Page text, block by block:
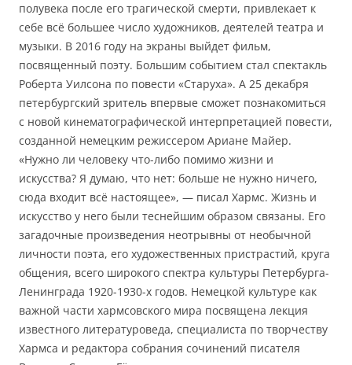
полувека после его трагической смерти, привлекает к
себе всё большее число художников, деятелей театра и
музыки. В 2016 году на экраны выйдет фильм,
посвященный поэту. Большим событием стал спектакль
Роберта Уилсона по повести «Старуха». А 25 декабря
петербургский зритель впервые сможет познакомиться
с новой кинематографической интерпретацией повести,
созданной немецким режиссером Ариане Майер.
«Нужно ли человеку что-либо помимо жизни и
искусства? Я думаю, что нет: больше не нужно ничего,
сюда входит всё настоящее», — писал Хармс. Жизнь и
искусство у него были теснейшим образом связаны. Его
загадочные произведения неотрывны от необычной
личности поэта, его художественных пристрастий, круга
общения, всего широкого спектра культуры Петербурга-
Ленинграда 1920-1930-х годов. Немецкой культуре как
важной части хармсовского мира посвящена лекция
известного литературоведа, специалиста по творчеству
Хармса и редактора собрания сочинений писателя